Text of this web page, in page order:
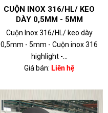
CUỘN INOX 316/HL/ KEO
DÀY 0,5MM - 5MM
Cuộn Inox 316/HL/ keo dày
0,5mm - 5mm - Cuộn inox 316
highlight -...
Giá bán: Liên hệ